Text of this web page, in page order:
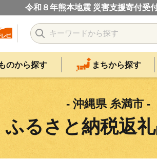
令和８年熊本地震 災害支援寄付受
ものから探す まちから探す
- 沖縄県 糸満市 -
ふるさと納税返